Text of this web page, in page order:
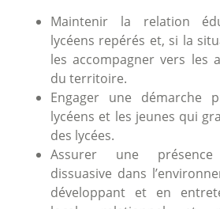
Maintenir la relation
lycéens repérés et, si la
les accompagner vers les
du territoire.
Engager une démarche
lycéens et les jeunes qui
des lycées.
Assurer une
dissuasive dans
développant et en